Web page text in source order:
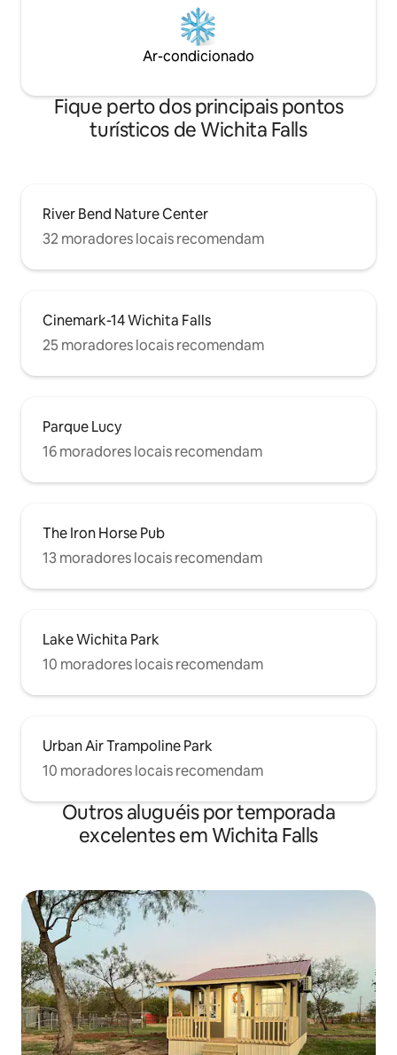
Ar-condicionado
Fique perto dos principais pontos
turísticos de Wichita Falls
River Bend Nature Center
32 moradores locais recomendam
Cinemark-14 Wichita Falls
25 moradores locais recomendam
Parque Lucy
16 moradores locais recomendam
The Iron Horse Pub
13 moradores locais recomendam
Lake Wichita Park
10 moradores locais recomendam
Urban Air Trampoline Park
10 moradores locais recomendam
Outros aluguéis por temporada
excelentes em Wichita Falls